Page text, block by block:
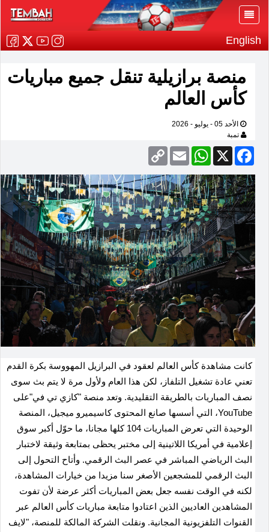
English
منصة برازيلية تنقل جميع مباريات
كأس العالم
الأحد 05 - يوليو - 2026
تمبة
Facebook
X
WhatsApp
Email
Copy
Link
كانت مشاهدة كأس العالم لعقود في البرازيل المهووسة بكرة القدم
تعني عادة تشغيل التلفاز، لكن هذا العام ولأول مرة لا يتم بث سوى
نصف المباريات بالطريقة التقليدية. وتعد منصة "كازي تي ‌في"على
YouTube، التي أسسها صانع المحتوى كاسيميرو ميجيل، المنصة
الوحيدة التي ​تعرض المباريات 104 كلها مجانا، ما ‌حوّل أكبر سوق
إعلامية في أمريكا اللاتينية إلى مختبر يحظى بمتابعة ‌وثيقة لاختبار
البث ⁠الرياضي المباشر في ‌عصر البث الرقمي. وأتاح التحول إلى
البث الرقمي للمشجعين الأصغر سنا مزيدا من خيارات المشاهدة،
لكنه في الوقت نفسه جعل بعض المباريات أكثر عرضة لأن تفوت
المشاهدين العاديين الذين اعتادوا متابعة مباريات كأس العالم عبر
القنوات التلفزيونية المجانية. ونقلت الشركة المالكة للمنصة، "لايف